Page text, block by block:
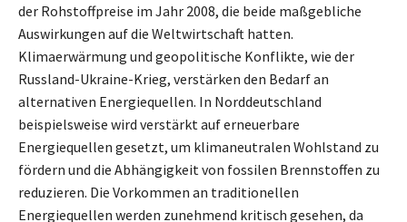
der Rohstoffpreise im Jahr 2008, die beide maßgebliche
Auswirkungen auf die Weltwirtschaft hatten.
Klimaerwärmung und geopolitische Konflikte, wie der
Russland-Ukraine-Krieg, verstärken den Bedarf an
alternativen Energiequellen. In Norddeutschland
beispielsweise wird verstärkt auf erneuerbare
Energiequellen gesetzt, um klimaneutralen Wohlstand zu
fördern und die Abhängigkeit von fossilen Brennstoffen zu
reduzieren. Die Vorkommen an traditionellen
Energiequellen werden zunehmend kritisch gesehen, da